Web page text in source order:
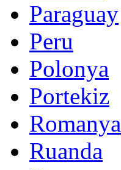
Paraguay
Peru
Polonya
Portekiz
Romanya
Ruanda